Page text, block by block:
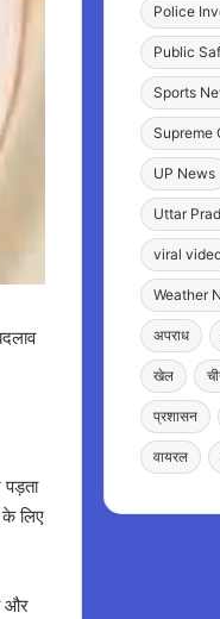
लिए
और
Police
Public
Sports
Supreme
UP News
Uttar
viral
Weather
अपराध
खेल
प्रशासन
वायरल